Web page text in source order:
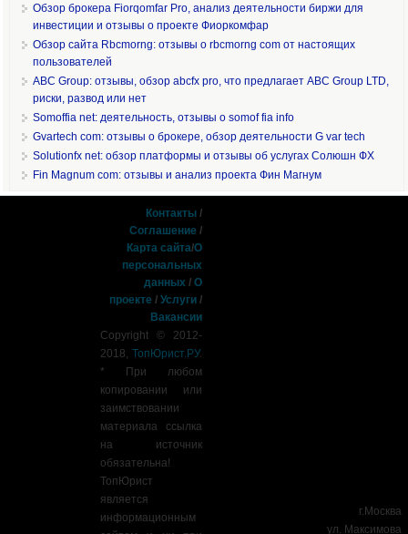
Обзор брокера Fiorqomfar Pro, анализ деятельности биржи для
инвестиции и отзывы о проекте Фиоркомфар
Обзор сайта Rbcmorng: отзывы о rbcmorng com от настоящих
пользователей
ABC Group: отзывы, обзор abcfx pro, что предлагает ABC Group LTD,
риски, развод или нет
Somoffia net: деятельность, отзывы о somof fia info
Gvartech com: отзывы о брокере, обзор деятельности G var tech
Solutionfx net: обзор платформы и отзывы об услугах Солюшн ФХ
Fin Magnum com: отзывы и анализ проекта Фин Магнум
Контакты /
Соглашение /
Карта сайта/О
персональных
данных /О
проекте /Услуги /
Вакансии
Copyright © 2012-
2018,ТопЮрист.РУ.
* При любом
копировании или
заимствовании
материала ссылка
на источник
обязательна!
ТопЮрист
является
информационным
г.Москва
ул. Максимова